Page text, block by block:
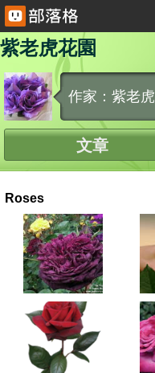
紫老虎花園
作家：紫老虎
文章
Roses